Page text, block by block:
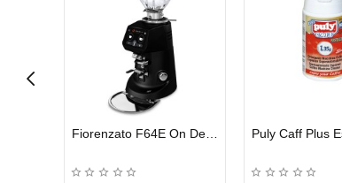
GÖNDERİ
Fiorenzato F64E On Demand Kahve Değirmeni, Siyah
HIZLI
GÖNDERİ